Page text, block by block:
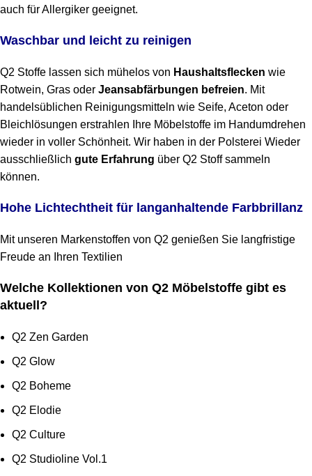
auch für Allergiker geeignet.
Waschbar und leicht zu reinigen
Q2 Stoffe lassen sich mühelos von Haushaltsflecken wie
Rotwein, Gras oder Jeansabfärbungen befreien. Mit
handelsüblichen Reinigungsmitteln wie Seife, Aceton oder
Bleichlösungen erstrahlen Ihre Möbelstoffe im Handumdrehen
wieder in voller Schönheit. Wir haben in der Polsterei Wieder
ausschließlich gute Erfahrung über Q2 Stoff sammeln
können.
Hohe Lichtechtheit für langanhaltende Farbbrillanz
Mit unseren Markenstoffen von Q2 genießen Sie langfristige
Freude an Ihren Textilien
Welche Kollektionen von Q2 Möbelstoffe gibt es
aktuell?
Q2 Zen Garden
Q2 Glow
Q2 Boheme
Q2 Elodie
Q2 Culture
Q2 Studioline Vol.1